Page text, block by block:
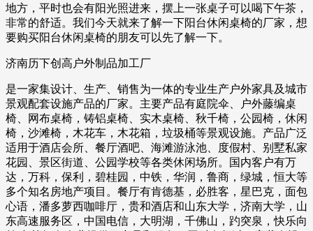
地方，平时也会有阳光照进来，摆上一张桌子可以喝下午茶，
非常的舒适。我们今天就来了解一下阳台休闲桌椅的厂家，想
要购买阳台休闲桌椅的朋友可以先了解一下。
济南历下创高户外制品加工厂
是一家集设计、生产、销售为一体的专业生产户外家具及城市
景观配套设施产品的厂家。主要产品有庭院伞、户外藤编桌
椅、网布桌椅，铸铝桌椅、实木桌椅、秋千椅，公园椅，休闲
椅，沙滩椅，木花车，木花箱，垃圾桶等景观设施。产品广泛
适用于酒店会所、餐厅酒吧、海滩游泳池、度假村、别墅私家
花园、景区街道、公园学校等各类休闲场所。国内客户有万
达，万科，保利，碧桂园，中铁，华润，鲁商，绿城，恒大等
多个知名房地产项目。餐厅有肯德基，必胜客，星巴克，面包
心语，潘多萝西咖啡厅，贵和酒店和山东大学，济南大学，山
东高速服务区，中国电信，大明湖，千佛山，趵突泉，快乐向